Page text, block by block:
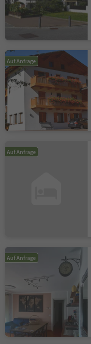
Auf Anfrage
Auf Anfrage
Auf Anfrage